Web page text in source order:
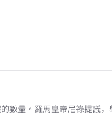
數量。羅馬皇帝尼祿提議